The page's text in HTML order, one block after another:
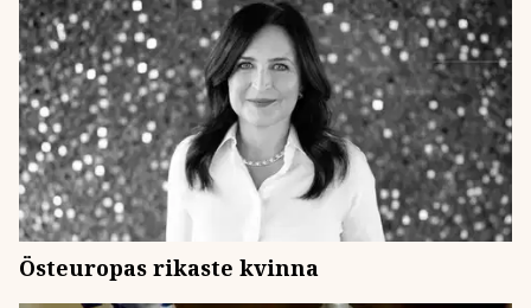
Östeuropas rikaste kvinna